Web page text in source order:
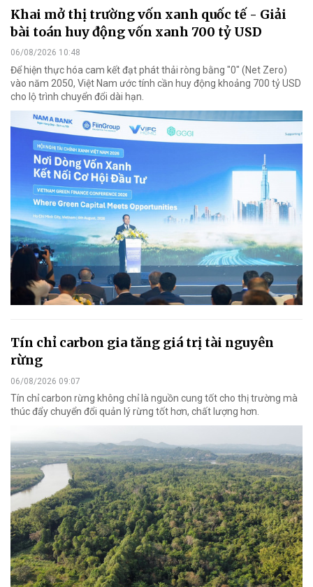
Khai mở thị trường vốn xanh quốc tế - Giải
bài toán huy động vốn xanh 700 tỷ USD
06/08/2026 10:48
Để hiện thực hóa cam kết đạt phát thải ròng bằng "0" (Net Zero)
vào năm 2050, Việt Nam ước tính cần huy động khoảng 700 tỷ USD
cho lộ trình chuyển đổi dài hạn.
Tín chỉ carbon gia tăng giá trị tài nguyên
rừng
06/08/2026 09:07
Tín chỉ carbon rừng không chỉ là nguồn cung tốt cho thị trường mà
thúc đẩy chuyển đổi quản lý rừng tốt hơn, chất lượng hơn.